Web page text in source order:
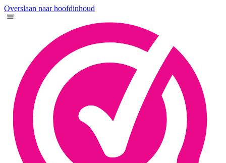
Overslaan naar hoofdinhoud